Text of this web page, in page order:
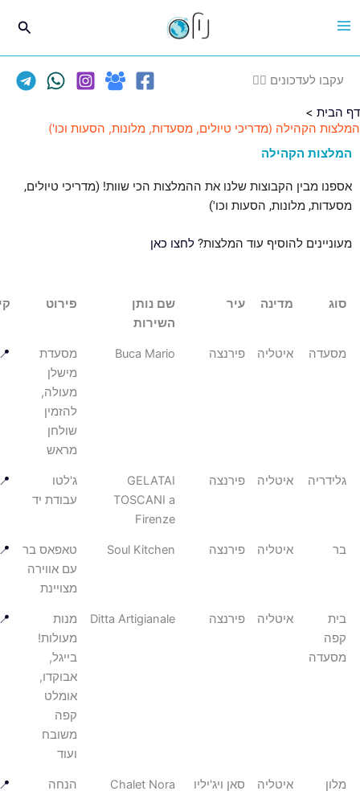
חיפוש
לעדכונים 👈🏽
הקהילה (מדריכי טיולים, מסעדות, מלונות, הסעות וכו')
הקהילה
מבין הקבוצות שלנו את ההמלצות הכי שוות! (מדריכי טיולים,
מלונות, הסעות וכו')
להוסיף עוד המלצות?לחצו כאן
מדינה עיר
שם נותן
השירות
פירוט קישור
איטליה פירנצה Buca Mario
מסעדת
מישלן
מעולה,
להזמין
שולחן
מראש
איטליה פירנצה
GELATAI
TOSCANI a
Firenze
עבודת יד
איטליה פירנצה Soul Kitchen
טאפאס בר
עם אווירה
מצויינת
📍
איטליה פירנצה Ditta Artigianale
מנות
מעולות!
אבוקדו,
אומלט
משובח
איטליה
סאן ויג'יליו
Chalet Nora